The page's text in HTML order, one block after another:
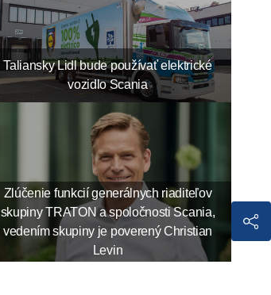
Taliansky Lidl bude používať elektrické
vozidlo Scania
Zlúčenie funkcií generálnych riaditeľov
skupiny TRATON a spoločnosti Scania,
vedením skupiny je poverený Christian
Levin